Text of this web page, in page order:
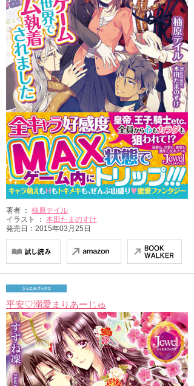
著者 ： 柚原テイル
イラスト ： 本田たまのすけ
発売日：2015年03月25日
平安♡溺愛まりあーじゅ